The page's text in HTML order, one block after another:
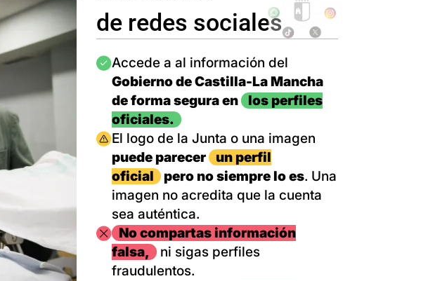
de redes sociales
Imagen
Accede a al información del
Gobierno de Castilla-La Mancha
de forma segura en
los perfiles
oficiales.
Imagen
El logo de la Junta o una imagen
puede parecer
un perfil
oficial
pero no siempre lo es. Una
imagen no acredita que la cuenta
sea auténtica.
ImagenNo compartas información
falsa,
ni sigas perfiles
fraudulentos.